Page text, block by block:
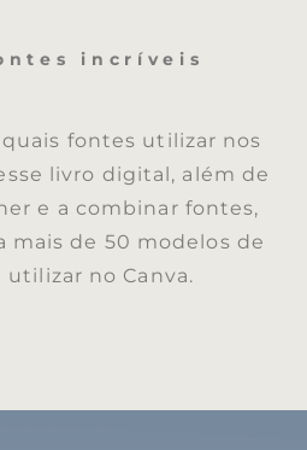
incríveis
fontes utilizar nos
livro digital, além de
e a combinar fontes,
mais de 50 modelos de
utilizar no Canva.